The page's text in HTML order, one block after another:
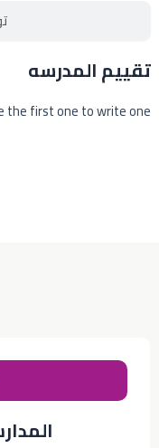
تقييم المدرسه
the first one to write one.